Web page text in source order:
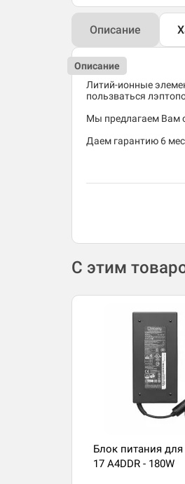
Описание
Описание
Литий-ионные
пользваться
Мы предлагаем Вам
Даем гарантию 6
С этим
Блок питания для
17 A4DDR - 180W